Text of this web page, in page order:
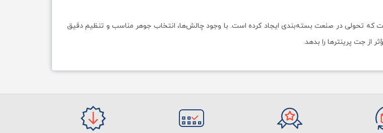
که تحولی در صنعت بسته‌بندی ایجاد کرده است. با وجود چالش‌ها، انتخاب جوهر مناسب و تنظیم دقیق
از جت پرینترها را بدهد.